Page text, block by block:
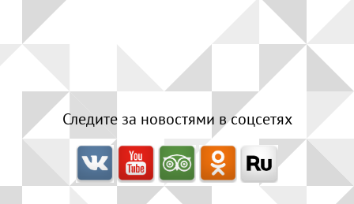
Следите за новостями в соцсетях